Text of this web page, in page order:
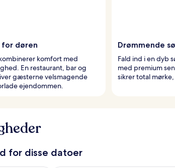
for døren
komfort med
En restaurant, bar og
gæsterne velsmagende
ejendommen.
Drømmende
Fald ind i en dyb
med premium
sikrer total
for disse datoer